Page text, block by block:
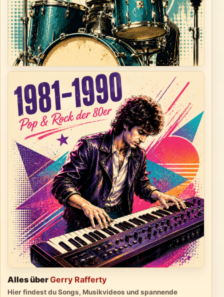
Alles überGerry Rafferty
Hier findest du Songs, Musikvideos und spannende